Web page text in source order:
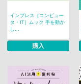
インプレス［コンピュー
タ・IT］ムック 手を動か
し...
購入